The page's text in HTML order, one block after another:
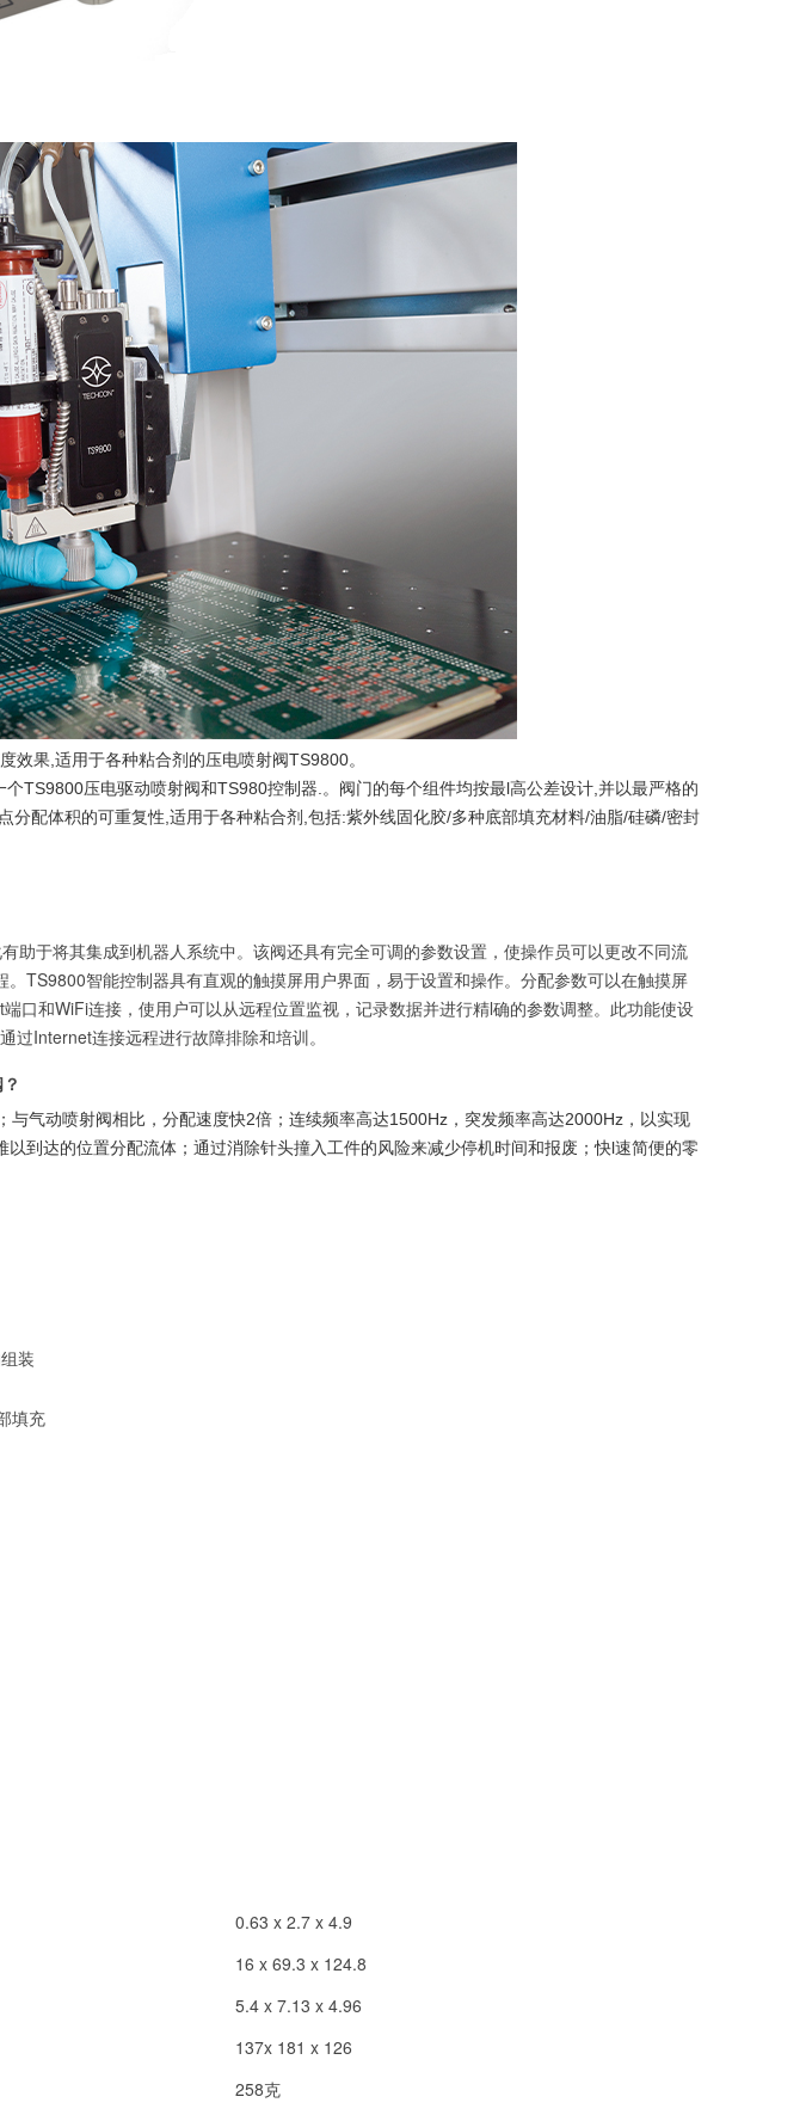
效果,适用于各种粘合剂的压电喷射阀TS9800。
压电驱动喷射阀和TS980控制器.。阀门的每个组件均按最l高公差设计,并以最严格的
分配体积的可重复性,适用于各种粘合剂,包括:紫外线固化胶/多种底部填充材料/油脂/硅磷/密封
助于将其集成到机器人系统中。该阀还具有完全可调的参数设置，使操作员可以更改不同流
TS9800智能控制器具有直观的触摸屏用户界面，易于设置和操作。分配参数可以在触摸屏
口和WiFi连接，使用户可以从远程位置监视，记录数据并进行精l确的参数调整。此功能使设
过Internet连接远程进行故障排除和培训。
与气动喷射阀相比，分配速度快2倍；连续频率高达1500Hz，突发频率高达2000Hz，以实现
到达的位置分配流体；通过消除针头撞入工件的风险来减少停机时间和报废；快l速简便的零
装
填充
0.63 x 2.7 x 4.9
16 x 69.3 x 124.8
5.4 x 7.13 x 4.96
137x 181 x 126
258克